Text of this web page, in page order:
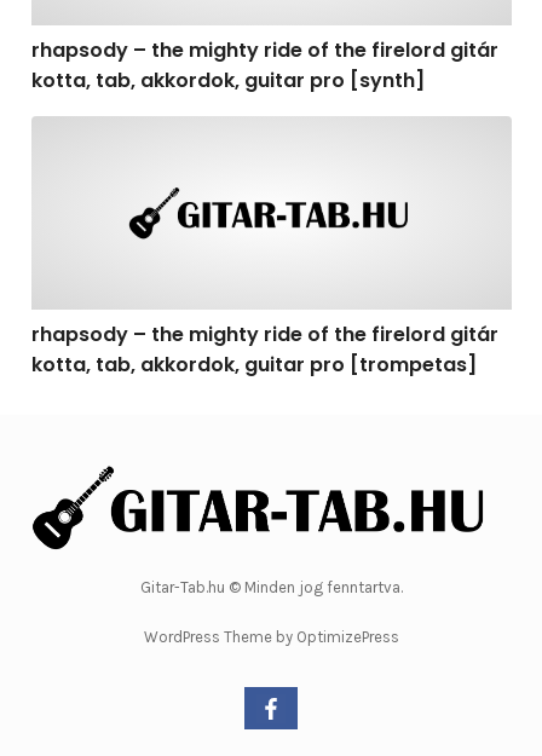
rhapsody – the mighty ride of the firelord gitár
kotta, tab, akkordok, guitar pro [synth]
rhapsody – the mighty ride of the firelord gitár
kotta, tab, akkordok, guitar pro [trompetas]
Gitar-Tab.hu © Minden jog fenntartva.
WordPress Theme by OptimizePress